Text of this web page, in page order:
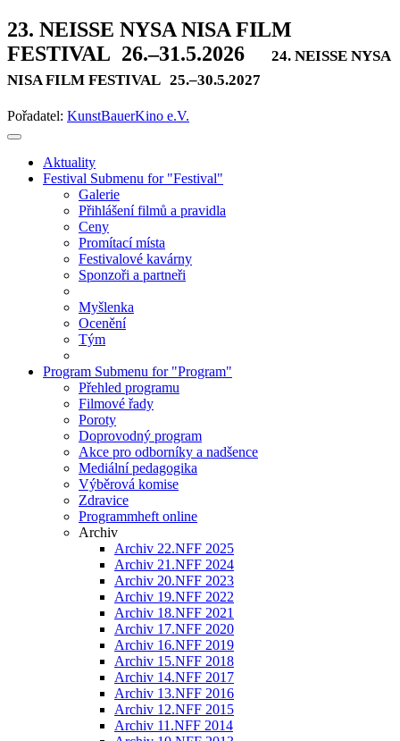
23. NEISSE NYSA NISA FILM
FESTIVAL 26.–31.5.2026
24. NEISSE NYSA
NISA FILM FESTIVAL 25.–30.5.2027
Pořadatel: KunstBauerKino e.V.
Aktuality
Festival Submenu for "Festival"
Galerie
Přihlášení filmů a pravidla
Ceny
Promítací místa
Festivalové kavárny
Sponzoři a partneři
Myšlenka
Ocenění
Tým
Program Submenu for "Program"
Přehled programu
Filmové řady
Poroty
Doprovodný program
Akce pro odborníky a nadšence
Mediální pedagogika
Výběrová komise
Zdravice
Programmheft online
Archiv
Archiv 22.NFF 2025
Archiv 21.NFF 2024
Archiv 20.NFF 2023
Archiv 19.NFF 2022
Archiv 18.NFF 2021
Archiv 17.NFF 2020
Archiv 16.NFF 2019
Archiv 15.NFF 2018
Archiv 14.NFF 2017
Archiv 13.NFF 2016
Archiv 12.NFF 2015
Archiv 11.NFF 2014